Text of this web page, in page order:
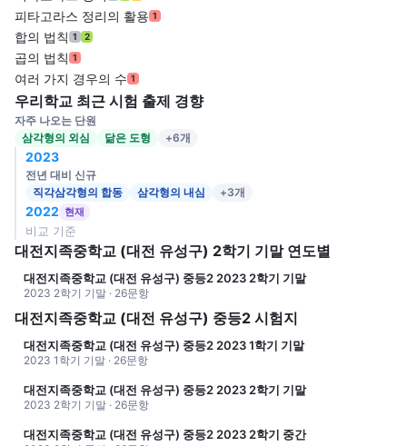
피타고라스 정리의 활용 1
합의 법칙 1 2
곱의 법칙 1
여러 가지 경우의 수 1
우리학교 최근 시험 출제 경향
자주 나오는 단원
삼각형의 외심
닮은 도형 +6개
2023
전년 대비 신규
직각삼각형의 합동
삼각형의 내심 +3개
2022 현재
비교 기준
대전지족중학교 (대전 유성구) 2학기 기말 연도별
대전지족중학교 (대전 유성구) 중등2 2023 2학기 기말
2023 2학기 기말 · 26문항
대전지족중학교 (대전 유성구) 중등2 시험지
대전지족중학교 (대전 유성구) 중등2 2023 1학기 기말
2023 1학기 기말 · 26문항
대전지족중학교 (대전 유성구) 중등2 2023 2학기 기말
2023 2학기 기말 · 26문항
대전지족중학교 (대전 유성구) 중등2 2023 2학기 중간